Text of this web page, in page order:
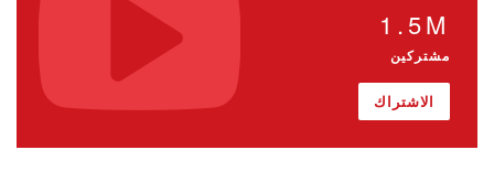
1.5M
مشتركين
الاشتراك